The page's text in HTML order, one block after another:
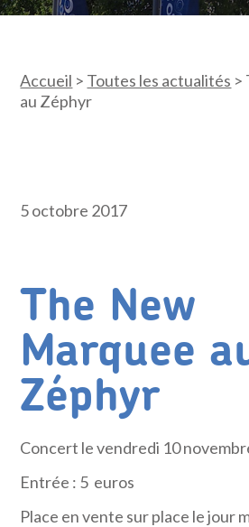
Accueil > Toutes les actualités >
au Zéphyr
5 octobre 2017
The New
Marquee
Zéphyr
Concert le vendredi 10
Entrée : 5 euros
Place en vente sur place le jour